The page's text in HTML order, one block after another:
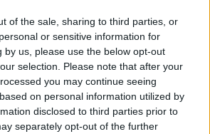
of the sale, sharing to third parties, or
or sensitive information for
by us, please use the below opt-out
selection. Please note that after your
you may continue seeing
on personal information utilized by
disclosed to third parties prior to
separately opt-out of the further
parkolsz? már a telefonod
is láthatod
2026.08.06. 12:50